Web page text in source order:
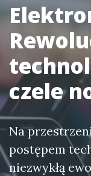
czele
Na
postępem
niezwykłą